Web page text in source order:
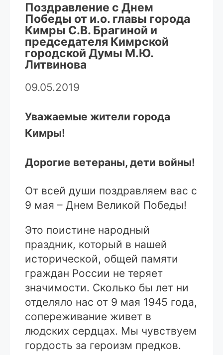
Поздравление с Днем
Победы от и.о. главы города
Кимры С.В. Брагиной и
председателя Кимрской
городской Думы М.Ю.
Литвинова
09.05.2019
Уважаемые жители города
Кимры!
Дорогие ветераны, дети войны!
От всей души поздравляем вас с
9 мая – Днем Великой Победы!
Это поистине народный
праздник, который в нашей
исторической, общей памяти
граждан России не теряет
значимости. Сколько бы лет ни
отделяло нас от 9 мая 1945 года,
сопереживание живет в
людских сердцах. Мы чувствуем
гордость за героизм предков.